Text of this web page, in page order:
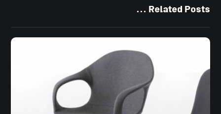
Related Posts ...